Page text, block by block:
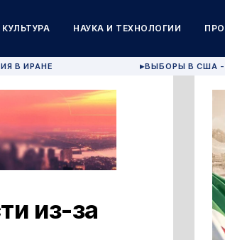
КУЛЬТУРА НАУКА И ТЕХНОЛОГИИ
В ИРАНЕ ▶ВЫБОРЫ В США -
из-за